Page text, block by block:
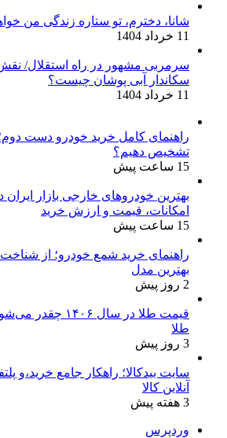
شانا، دخترم، تو ستاره زندگی من
11 خرداد 1404
سرمربی مشهور در راه استقلال/
سکاندار آبی پوشان چیست؟
11 خرداد 1404
راهنمای کامل خرید خودرو دست
تشخیص دهیم؟
15 ساعت پیش
امکانات، قیمت و ارزش خرید
15 ساعت پیش
راهنمای خرید شمع خودرو؛ از شناخت
بهترین مدل
2 روز پیش
قیمت طلا در سال
طلا
3 روز پیش
سایت بیدکالا؛ راهکار جامع خرید،و
آنلاین کالا
3 هفته پیش
وردپرس